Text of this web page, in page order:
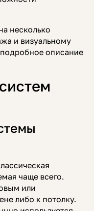
несколько
и визуальному
описание
чаще всего.
или
либо к потолку.